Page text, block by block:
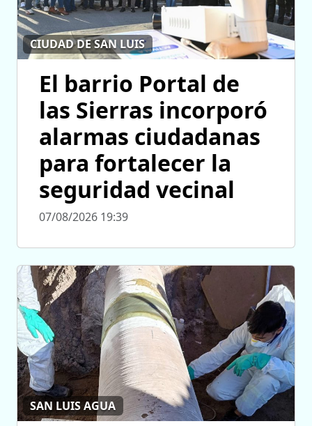
CIUDAD DE SAN LUIS
El barrio Portal de
las Sierras incorporó
alarmas ciudadanas
para fortalecer la
seguridad vecinal
07/08/2026 19:39
SAN LUIS AGUA